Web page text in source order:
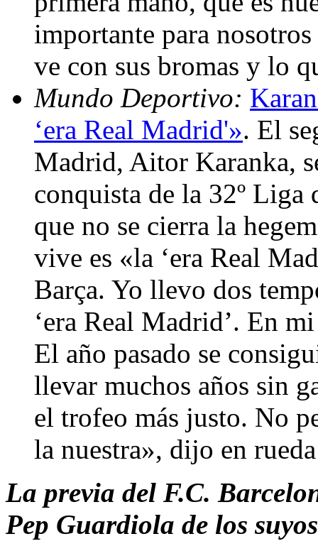
importante para
ve con sus bromas y lo
Mundo Deportivo:
‘era Real Madrid'». El
Madrid, Aitor Karanka,
conquista de la 32º
que no se cierra la
vive es «la ‘era Real
Barça. Yo llevo dos
‘era Real Madrid’. En
El año pasado se
llevar muchos años sin
el trofeo más justo. No
la nuestra», dijo en
La previa del F.C.
Pep Guardiola de los